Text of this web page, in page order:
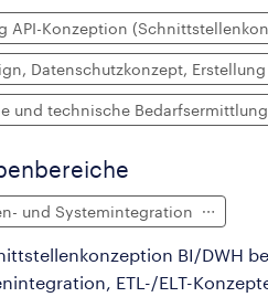
API-Konzeption
Datenschutzkonzept,
und technische
und Systemintegration
BI/DWH
ETL-/ELT-